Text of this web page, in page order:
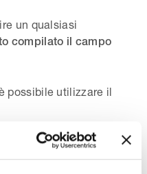
un qualsiasi
compilato il campo
possibile utilizzare il
sarà sostituito con
all’interno